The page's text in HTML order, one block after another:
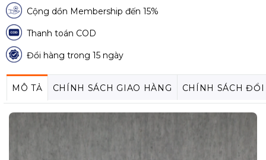
Cộng dồn Membership đến 15%
Thanh toán COD
Đổi hàng trong 15 ngày
MÔ TẢ CHÍNH SÁCH GIAO HÀNG CHÍNH SÁCH